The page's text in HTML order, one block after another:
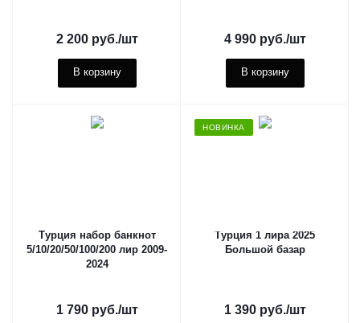
2 200руб./шт
В корзину
4 990руб./шт
В корзину
Турция набор банкнот
5/10/20/50/100/200 лир 2009-
2024
1 790руб./шт
НОВИНКА
Турция 1 лира 2025
Большой базар
1 390руб./шт